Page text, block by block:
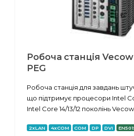
Робоча станція
PEG
Робоча станція для завдань
що підтримує процесори Intel
Intel Core 14/13/12 поколінь
2xLAN 4xCOM COM DP DVI